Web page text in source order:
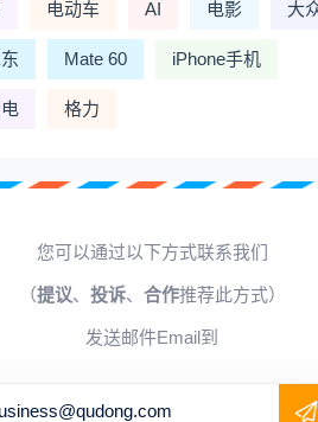
电动车 AI 电影 大
Mate 60 iPhone手机
格力
您可以通过以下方式联系我们
（提议、 投诉、 合作推荐此方式）
发送邮件Email到